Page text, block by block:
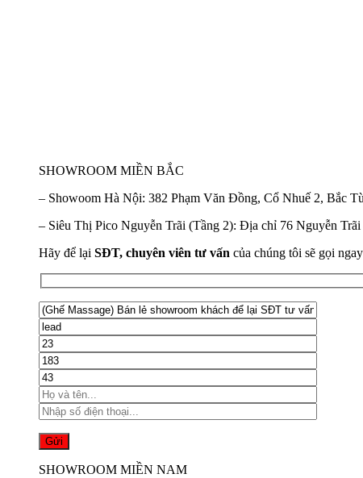
SHOWROOM MIỀN BẮC
– Showoom Hà Nội: 382 Phạm Văn Đồng, Cổ Nhuế 2, Bắc
– Siêu Thị Pico Nguyễn Trãi (Tầng 2): Địa chỉ 76 Nguyễn
Hãy để lại SĐT, chuyên viên tư vấn của chúng tôi sẽ gọi
SHOWROOM MIỀN NAM